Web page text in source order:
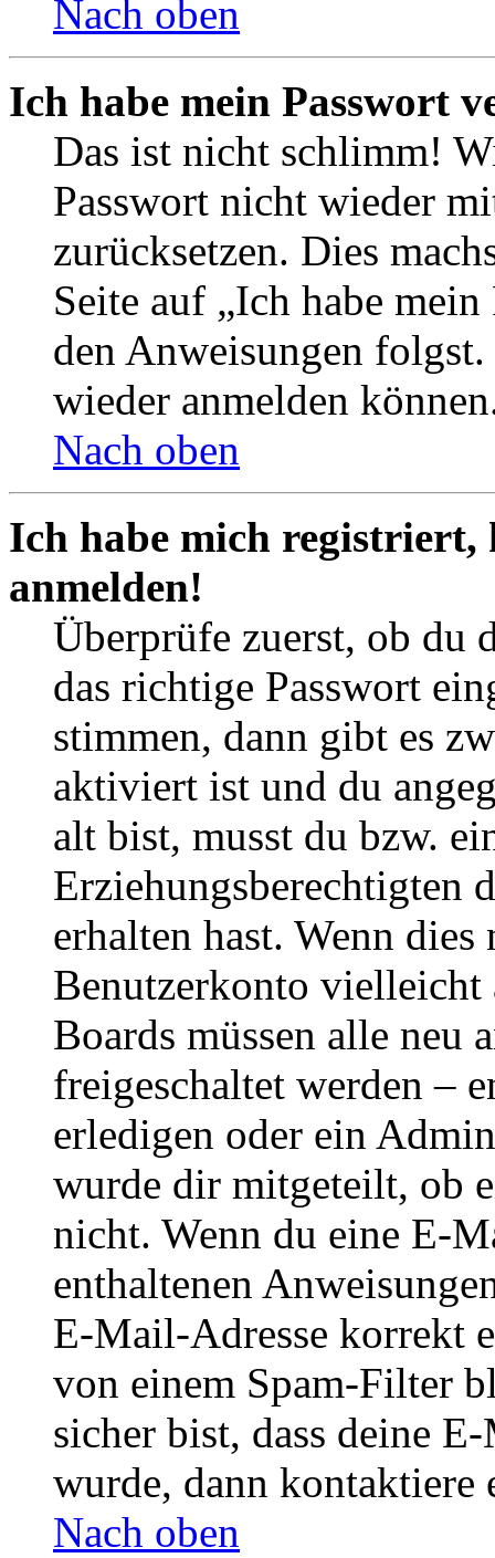
Nach oben
Ich habe mein Passwort
Das ist nicht schlimm!
Passwort nicht wieder
zurücksetzen. Dies
Seite auf „Ich habe
den Anweisungen
wieder anmelden
Nach oben
Ich habe mich
anmelden!
Überprüfe zuerst, ob du
das richtige Passwort
stimmen, dann gibt es
aktiviert ist und du
alt bist, musst du bzw.
Erziehungsberechtigten
erhalten hast. Wenn
Benutzerkonto
Boards müssen alle neu
freigeschaltet werden –
erledigen oder ein
wurde dir mitgeteilt, ob
nicht. Wenn du eine E-
enthaltenen
E-Mail-Adresse korrekt
von einem Spam-Filter
sicher bist, dass deine
wurde, dann kontaktiere
Nach oben